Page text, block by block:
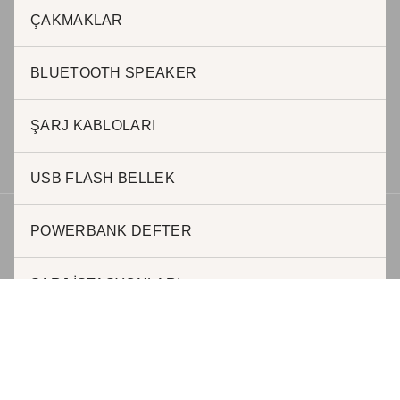
ÇAKMAKLAR
BLUETOOTH SPEAKER
ŞARJ KABLOLARI
USB FLASH BELLEK
POWERBANK DEFTER
ŞARJ İSTASYONLARI
BURSA OFİS
h.akkar@jadepromosyon.com
bursa@kurumsalhediyelik.com.tr
Telif hakkı © 2026 | Geliştirici JADE REKLAM